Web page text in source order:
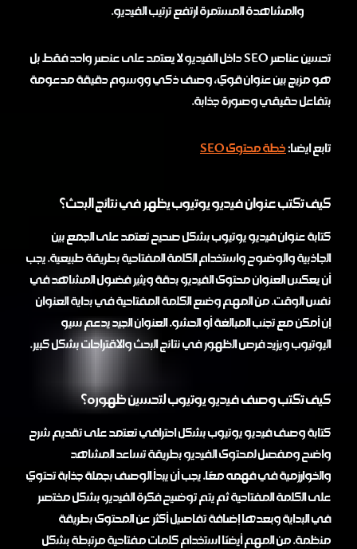
والمشاهدة المستمرة ارتفع ترتيب الفيديو.
تحسين عناصر SEO داخل الفيديو لا يعتمد على عنصر واحد فقط بل
هو مزيج بين عنوان قوي، وصف ذكي ووسوم دقيقة مدعومة
بتفاعل حقيقي وصورة جذابة.
تابع ايضا:خطة محتوى SEO
كيف تكتب عنوان فيديو يوتيوب يظهر في نتائج البحث؟
كتابة عنوان فيديو يوتيوب بشكل صحيح تعتمد على الجمع بين
الجاذبية والوضوح واستخدام الكلمة المفتاحية بطريقة طبيعية. يجب
أن يعكس العنوان محتوى الفيديو بدقة ويثير فضول المشاهد في
نفس الوقت. من المهم وضع الكلمة المفتاحية في بداية العنوان
إن أمكن مع تجنب المبالغة أو الحشو. العنوان الجيد يدعم سيو
اليوتيوب ويزيد فرص الظهور في نتائج البحث والاقتراحات بشكل كبير.
كيف تكتب وصف فيديو يوتيوب لتحسين ظهوره؟
كتابة وصف فيديو يوتيوب بشكل احترافي تعتمد على تقديم شرح
واضح ومفصل لمحتوى الفيديو بطريقة تساعد المشاهد
والخوارزمية في فهمه معًا. يجب أن يبدأ الوصف بجملة جذابة تحتوي
على الكلمة المفتاحية ثم يتم توضيح فكرة الفيديو بشكل مختصر
في البداية وبعدها إضافة تفاصيل أكثر عن المحتوى بطريقة
منظمة. من المهم أيضًا استخدام كلمات مفتاحية مرتبطة بشكل